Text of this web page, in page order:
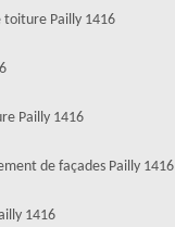
Pailly 1416
Pailly 1416
de façades Pailly 1416
1416